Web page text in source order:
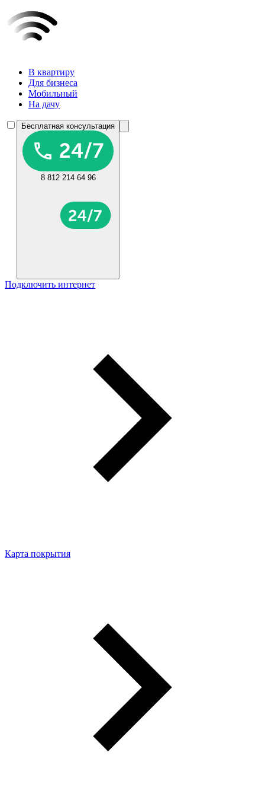
В квартиру
Для бизнеса
Мобильный
На дачу
Бесплатная консультация
8 812 214 64 96
Подключить интернет
Карта покрытия